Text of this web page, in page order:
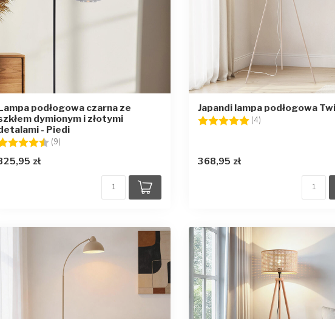
podłogowa czarna ze
dymionym i złotymi
- Piedi
(9)
zł
Japandi lampa podłogowa
Ocena:
(4)
368,95 zł